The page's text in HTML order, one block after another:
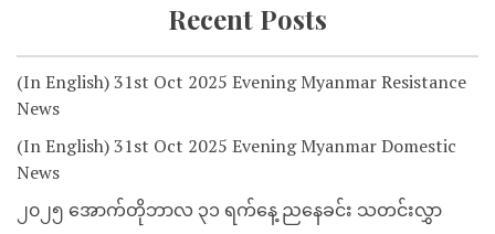
Recent Posts
(In English) 31st Oct 2025 Evening Myanmar Resistance
News
(In English) 31st Oct 2025 Evening Myanmar Domestic
News
၂၀၂၅ အောက်တိုဘာလ ၃၁ ရက်နေ့ ညနေခင်း သတင်းလွှာ